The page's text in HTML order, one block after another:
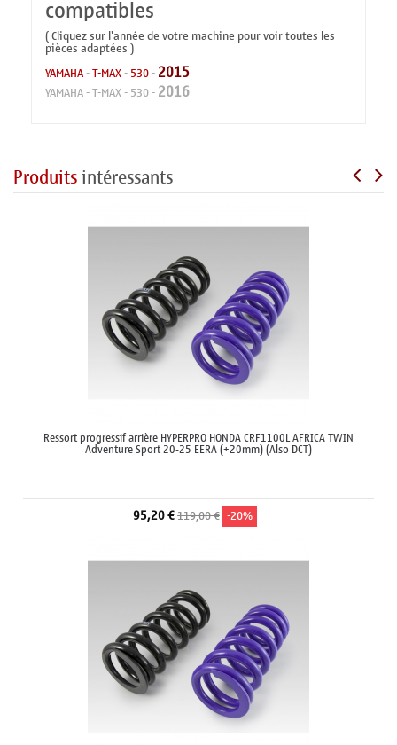
compatibles
( Cliquez sur l'année de votre machine pour voir toutes les
pièces adaptées )
YAMAHA-T-MAX-530-2015
YAMAHA-T-MAX-530-2016
Produitsintéressants
Ressort progressif arrière HYPERPRO HONDA CRF1100L AFRICA TWIN
Adventure Sport 20-25 EERA (+20mm) (Also DCT)
95,20 €119,00 € -20%